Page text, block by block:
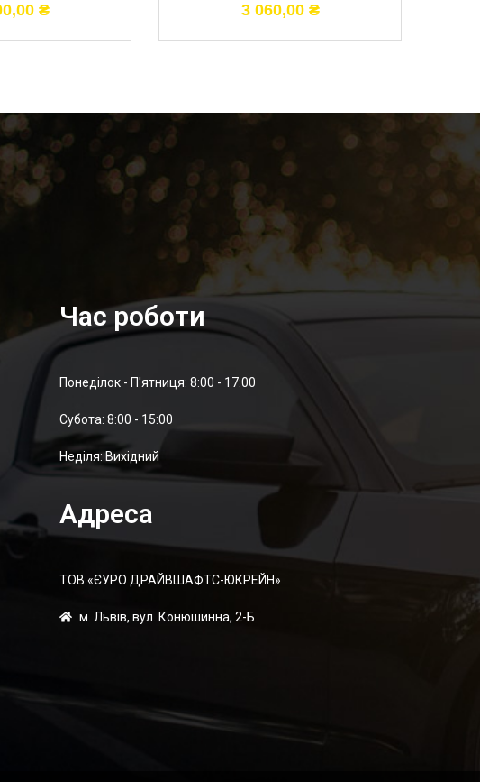
₴ 3 060,00 ₴
Час роботи
Понеділок - П'ятниця: 8:00 - 17:00
Суботa: 8:00 - 15:00
Неділя: Вихідний
Адреса
ТОВ «ЄУРО ДРАЙВШАФТC-ЮКРЕЙН»
м. Львів, вул. Конюшинна, 2-Б